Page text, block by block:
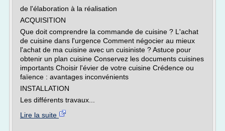
de l'élaboration à la réalisation
ACQUISITION
Que doit comprendre la commande de cuisine ? L'achat
de cuisine dans l'urgence Comment négocier au mieux
l'achat de ma cuisine avec un cuisiniste ? Astuce pour
obtenir un plan cuisine Conservez les documents cuisines
importants Choisir l'évier de votre cuisine Crédence ou
faïence : avantages inconvénients
INSTALLATION
Les différents travaux...
Lire la suite